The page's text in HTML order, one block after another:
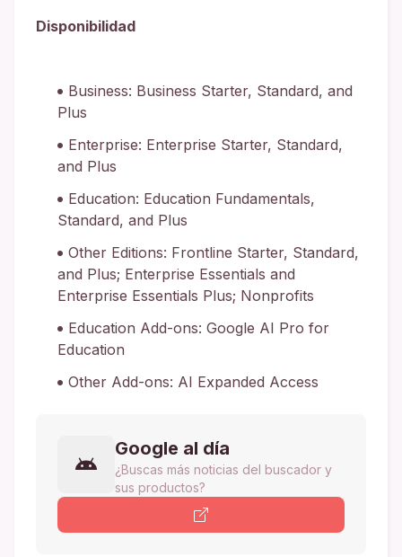
Disponibilidad
Business: Business Starter, Standard, and
Plus
Enterprise: Enterprise Starter, Standard,
and Plus
Education: Education Fundamentals,
Standard, and Plus
Other Editions: Frontline Starter, Standard,
and Plus; Enterprise Essentials and
Enterprise Essentials Plus; Nonprofits
Education Add-ons: Google AI Pro for
Education
Other Add-ons: AI Expanded Access
Google al día
¿Buscas más noticias del buscador y
sus productos?